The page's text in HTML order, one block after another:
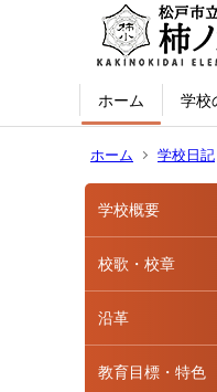
ホーム 学校
ホーム 学校日記
学校概要
校歌・校章
沿革
教育目標・特色